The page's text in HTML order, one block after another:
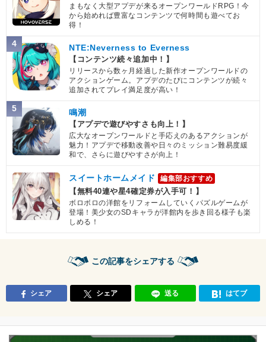
まもなく大型アプデが来るオープンワールドRPG！今
から始めれば豊富なコンテンツで何時間も遊べてお
得！
4 NTE:Neverness to Everness
【コンテンツ続々追加中！】
リリースから数ヶ月経過した新作オープンワールドの
アクションゲーム。アプデのたびにコンテンツが続々
追加されてプレイ満足度が高い！
5 鳴潮
【アプデで遊びやすさも向上！】
広大なオープンワールドと手応えのあるアクションが
魅力！アプデで移動改善や日々のミッション難易度緩
和で、さらに遊びやすさが向上！
スイートホームメイド 編集部おすすめ
【無料40連や星4確定券が入手可！】
ボロボロの洋館をリフォームしていくパズルゲームが
登場！美少女のSDキャラが洋館内を歩き回る様子も楽
しめる！
この記事をシェアする
シェア シェア 送る はてブ